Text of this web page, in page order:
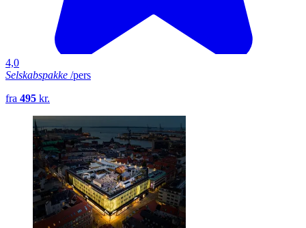
4,0
Selskabspakke /pers
fra 495 kr.